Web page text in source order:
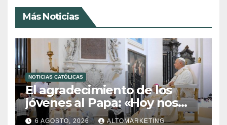
Más Noticias
NOTICIAS CATÓLICAS
El agradecimiento de los
jóvenes al Papa: «Hoy nos
sentimos Iglesia»
6 AGOSTO, 2026 ALTOMARKETING